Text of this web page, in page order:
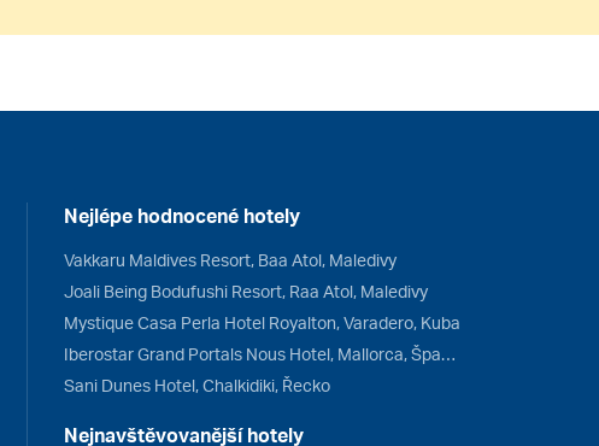
Nejlépe hodnocené hotely
Vakkaru Maldives Resort, Baa Atol, Maledivy
Joali Being Bodufushi Resort, Raa Atol, Maledivy
Mystique Casa Perla Hotel Royalton, Varadero, Kuba
Iberostar Grand Portals Nous Hotel, Mallorca, Španělsko
Sani Dunes Hotel, Chalkidiki, Řecko
Nejnavštěvovanější hotely